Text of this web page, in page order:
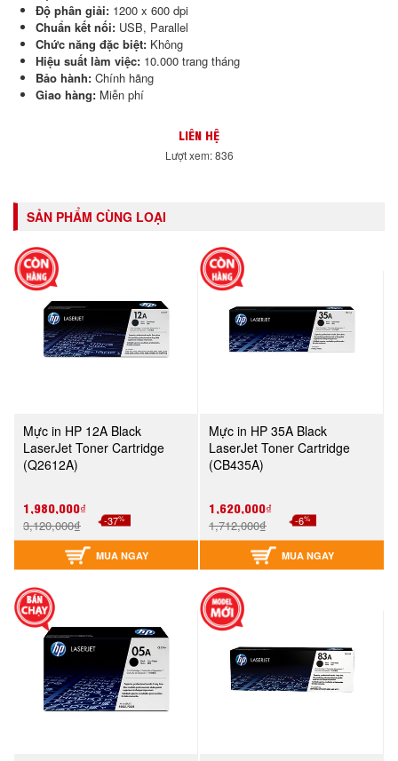
Độ phân giải: 1200 x 600 dpi
Chuẩn kết nối: USB, Parallel
Chức năng đặc biệt: Không
Hiệu suất làm việc: 10.000 trang tháng
Bảo hành: Chính hãng
Giao hàng: Miễn phí
LIÊN HỆ
Lượt xem: 836
SẢN PHẨM CÙNG LOẠI
Mực in HP 12A Black
LaserJet Toner Cartridge
(Q2612A)
1,980,000₫
3,120,000₫ -37%
MUA NGAY
Mực in HP 35A Black
LaserJet Toner Cartridge
(CB435A)
1,620,000₫
1,712,000₫ -6%
MUA NGAY